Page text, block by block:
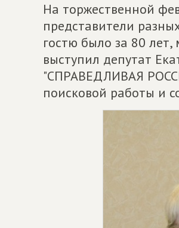
На торжественной
представители
гостю было за 80
выступил депутат
"СПРАВЕДЛИВАЯ
поисковой работы и